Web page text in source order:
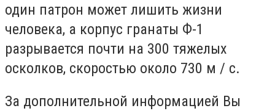
один патрон может лишить жизни
человека, а корпус гранаты Ф-1
разрывается почти на 300 тяжелых
осколков, скоростью около 730 м / с.
За дополнительной информацией Вы